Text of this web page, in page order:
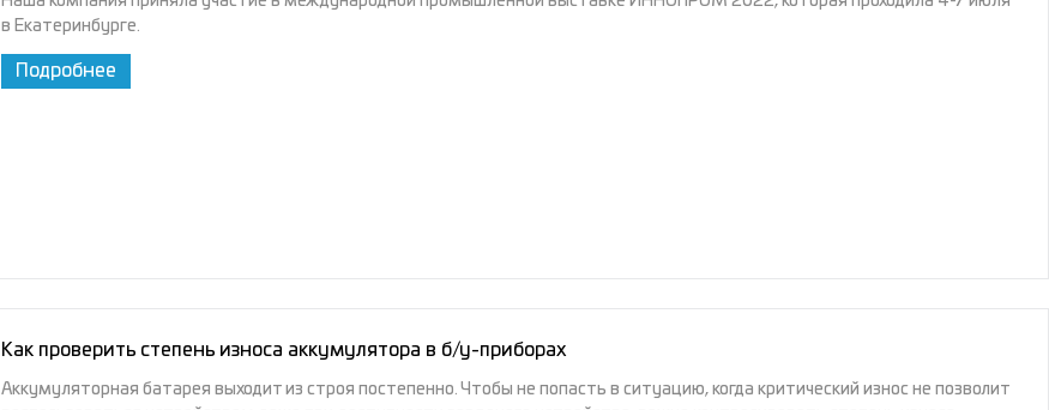
в Екатеринбурге.
Подробнее
Как проверить степень износа аккумулятора в б/у-приборах
Аккумуляторная батарея выходит из строя постепенно. Чтобы не попасть в ситуацию, когда критический износ не позволит